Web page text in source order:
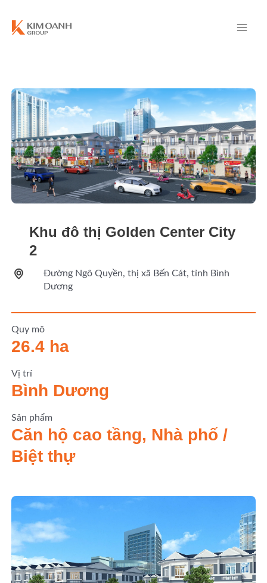
Khu đô thị Golden Center City
2
Đường Ngô Quyền, thị xã Bến Cát, tỉnh Bình
Dương
Quy mô
26.4 ha
Vị trí
Bình Dương
Sản phẩm
Căn hộ cao tầng, Nhà phố /
Biệt thự